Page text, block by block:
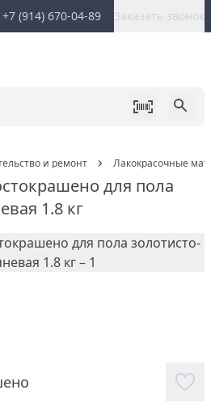
+7 (914) 670-04-89 Заказать звонок
и ремонт Лакокрасочные
для пола
1.8 кг